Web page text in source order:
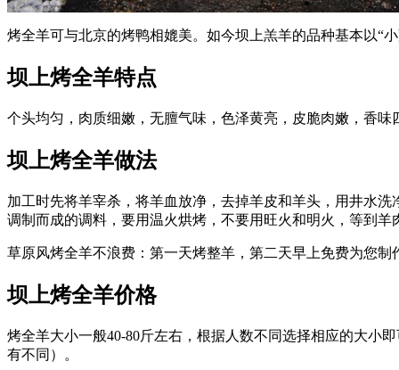
烤全羊可与北京的烤鸭相媲美。如今坝上羔羊的品种基本以“
坝上烤全羊特点
个头均匀，肉质细嫩，无膻气味，色泽黄亮，皮脆肉嫩，香
坝上烤全羊做法
加工时先将羊宰杀，将羊血放净，去掉羊皮和羊头，用井水
调制而成的调料，要用温火烘烤，不要用旺火和明火，等到
草原风烤全羊不浪费：第一天烤整羊，第二天早上免费为您
坝上烤全羊价格
烤全羊大小一般40-80斤左右，根据人数不同选择相应的大小
有不同）。